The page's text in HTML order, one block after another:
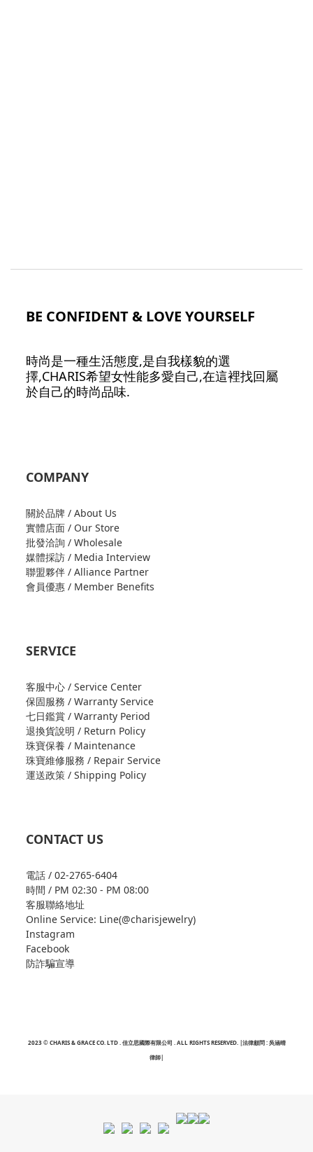
BE CONFIDENT & LOVE YOURSELF
時尚是一種生活態度,是自我樣貌的選
擇,CHARIS希望女性能多愛自己,在這裡找回屬
於自己的時尚品味.
COMPANY
關於品牌 / About Us
實體店面 / Our Store
批發洽詢 / Wholesale
媒體採訪 / Media Interview
聯盟夥伴 / Alliance Partner
會員優惠 / Member Benefits
SERVICE
客服中心 / Service Center
保固服務 / Warranty Service
七日鑑賞 / Warranty Period
退換貨說明 / Return Policy
珠寶保養 / Maintenance
珠寶維修服務 / Repair Service
運送政策 / Shipping Policy
CONTACT US
電話 / 02-2765-6404
時間 / PM 02:30 - PM 08:00
客服聯絡地址
Online Service: Line(@charisjewelry)
Instagram
Facebook
防詐騙宣導
2023 © CHARIS & GRACE CO. LTD . 佳立思國際有限公司 . ALL RIGHTS RESERVED. |法律顧問 : 吳涵晴
律師|